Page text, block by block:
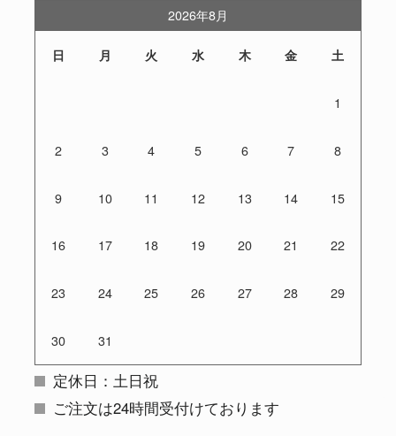
2026年8月
日 月 火 水 木 金 土
1
2 3 4 5 6 7 8
9 10 11 12 13 14 15
16 17 18 19 20 21 22
23 24 25 26 27 28 29
30 31
定休日：土日祝
ご注文は24時間受付けております